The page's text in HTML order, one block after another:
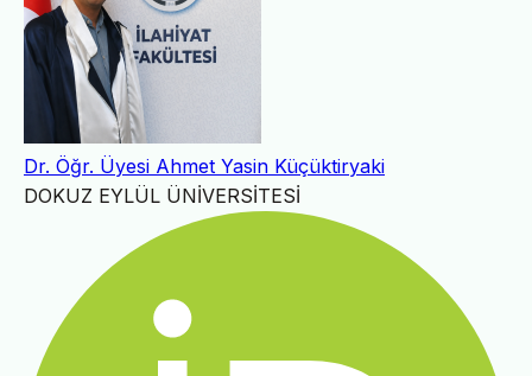
Dr. Öğr. Üyesi Ahmet Yasin Küçüktiryaki
DOKUZ EYLÜL ÜNİVERSİTESİ